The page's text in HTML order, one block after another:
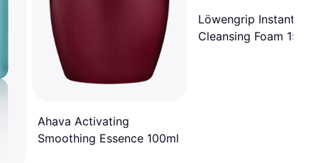
Ahava Activating
Smoothing Essence 100ml
Löwengrip Instant
Cleansing Foam